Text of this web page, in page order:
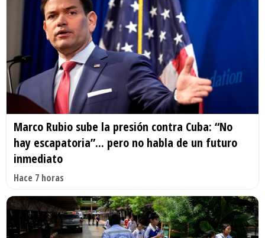
Marco Rubio sube la presión contra Cuba: “No
hay escapatoria”... pero no habla de un futuro
inmediato
Hace 7 horas